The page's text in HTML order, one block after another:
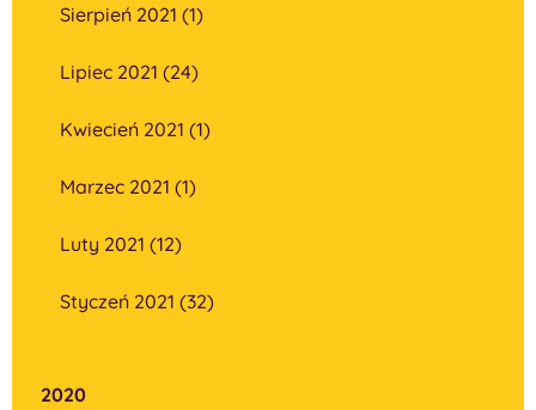
Sierpień 2021 (1)
Lipiec 2021 (24)
Kwiecień 2021 (1)
Marzec 2021 (1)
Luty 2021 (12)
Styczeń 2021 (32)
2020